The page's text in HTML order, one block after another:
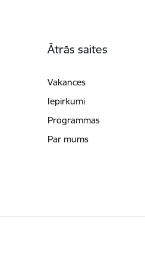
Ātrās saites
Vakances
Iepirkumi
Programmas
Par mums